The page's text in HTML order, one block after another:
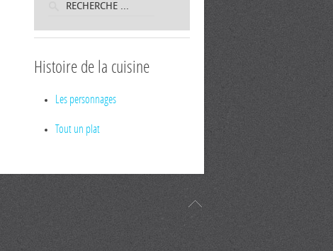
Histoire de la cuisine
Les personnages
Tout un plat